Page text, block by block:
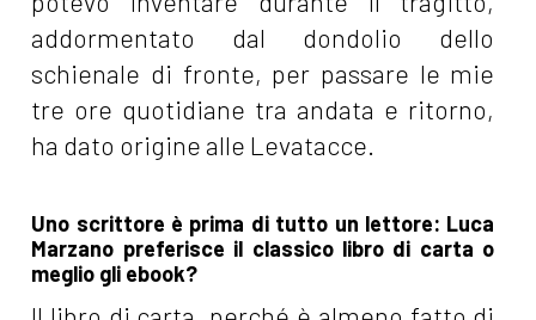
addormentato dal dondolio dello
schienale di fronte, per passare le mie
tre ore quotidiane tra andata e ritorno,
ha dato origine alle Levatacce.
Uno scrittore è prima di tutto un lettore: Luca
Marzano preferisce il classico libro di carta o
meglio gli ebook?